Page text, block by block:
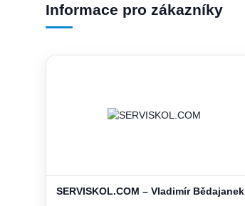
Informace pro zákazníky
SERVISKOL.COM – Vladimír Bědajanek